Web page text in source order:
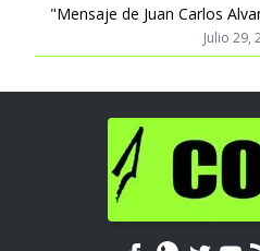
"Mensaje de Juan Carlos
Julio 29,